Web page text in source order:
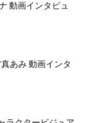
動画インタビュ
あみ 動画インタ